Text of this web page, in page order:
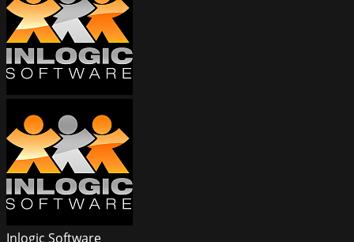
Inlogic Software